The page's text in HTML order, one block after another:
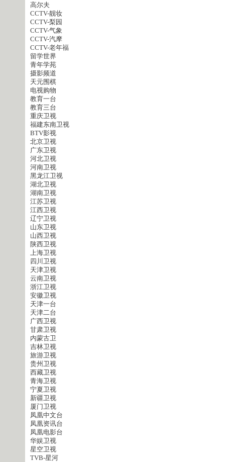
高尔夫
CCTV-靓妆
CCTV-梨园
CCTV-气象
CCTV-汽摩
CCTV-老年福
留学世界
青年学苑
摄影频道
天元围棋
电视购物
教育一台
教育三台
重庆卫视
福建东南卫视
BTV影视
北京卫视
广东卫视
河北卫视
河南卫视
黑龙江卫视
湖北卫视
湖南卫视
江苏卫视
江西卫视
辽宁卫视
山东卫视
山西卫视
陕西卫视
上海卫视
四川卫视
天津卫视
云南卫视
浙江卫视
安徽卫视
天津一台
天津二台
广西卫视
甘肃卫视
内蒙古卫
吉林卫视
旅游卫视
贵州卫视
西藏卫视
青海卫视
宁夏卫视
新疆卫视
厦门卫视
凤凰中文台
凤凰资讯台
凤凰电影台
华娱卫视
星空卫视
TVB-星河